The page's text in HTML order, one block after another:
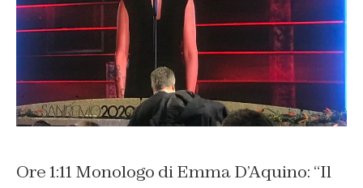
Ore 1:11 Monologo di Emma D’Aquino: “Il